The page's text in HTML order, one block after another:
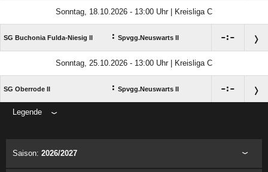
Sonntag, 18.10.2026 - 13:00 Uhr | Kreisliga C
SG Buchonia Fulda-Niesig II : Spvgg.Neuswarts II :
Sonntag, 25.10.2026 - 13:00 Uhr | Kreisliga C
SG Oberrode II : Spvgg.Neuswarts II :
Legende
Saison: 2026/2027